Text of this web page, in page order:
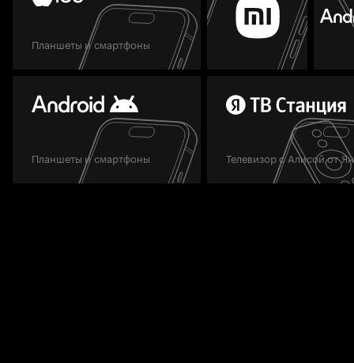
Планшеты и смартфоны
Планшеты и смартфоны Телевизор с Алисой от